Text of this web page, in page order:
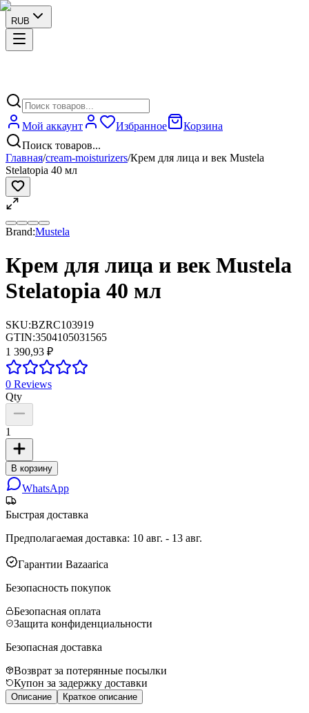
RUB
Мой аккаунт Избранное
Корзина
Поиск товаров...
Главная/cream-moisturizers/Крем для лица и век Mustela
Stelatopia 40 мл
Brand:Mustela
Крем для лица и век Mustela
Stelatopia 40 мл
SKU:BZRC103919
GTIN:3504105031565
1 390,93 ₽
0 Reviews
Qty
1
В корзину
WhatsApp
Быстрая доставка
Предполагаемая доставка: 10 авг. - 13 авг.
Гарантии Bazaarica
Безопасность покупок
Безопасная оплата
Защита конфиденциальности
Безопасная доставка
Возврат за потерянные посылки
Купон за задержку доставки
Описание Краткое описание